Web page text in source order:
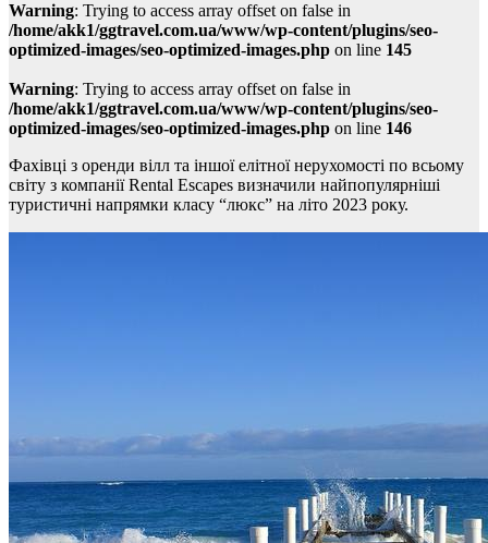
Warning: Trying to access array offset on false in
/home/akk1/ggtravel.com.ua/www/wp-content/plugins/seo-
optimized-images/seo-optimized-images.php on line 145
Warning: Trying to access array offset on false in
/home/akk1/ggtravel.com.ua/www/wp-content/plugins/seo-
optimized-images/seo-optimized-images.php on line 146
Фахівці з оренди вілл та іншої елітної нерухомості по всьому
світу з компанії Rental Escapes визначили найпопулярніші
туристичні напрямки класу “люкс” на літо 2023 року.